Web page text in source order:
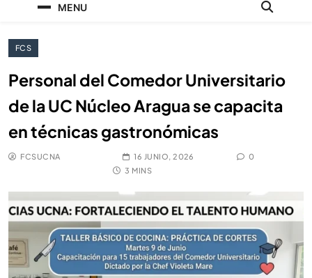
MENU
FCS
Personal del Comedor Universitario
de la UC Núcleo Aragua se capacita
en técnicas gastronómicas
FCSUCNA 16 JUNIO, 2026
0
3 MINS